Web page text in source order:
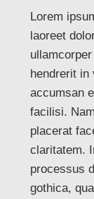
Lorem
laoreet
hendrerit in
accumsan
facilisi.
placerat
claritatem.
processus
gothica,